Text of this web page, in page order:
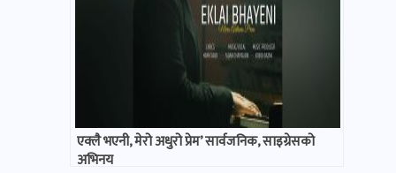
एक्लै भएनी, मेरो अधुरो प्रेम’ सार्वजनिक, साइग्रेसको
अभिनय